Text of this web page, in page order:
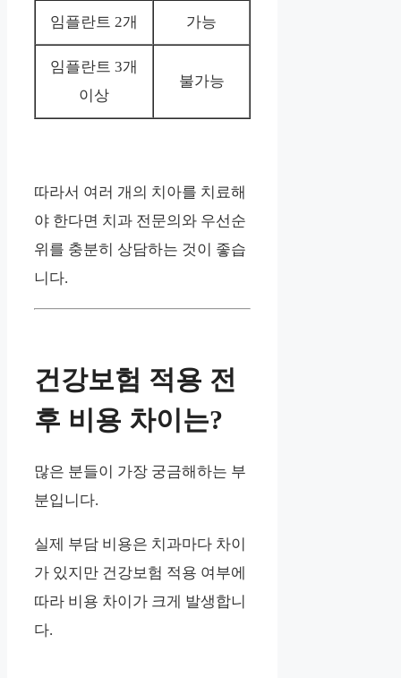
임플란트 2개 가능
임플란트 3개
이상
불가능
따라서 여러 개의 치아를 치료해
야 한다면 치과 전문의와 우선순
위를 충분히 상담하는 것이 좋습
니다.
건강보험 적용 전
후 비용 차이는?
많은 분들이 가장 궁금해하는 부
분입니다.
실제 부담 비용은 치과마다 차이
가 있지만 건강보험 적용 여부에
따라 비용 차이가 크게 발생합니
다.